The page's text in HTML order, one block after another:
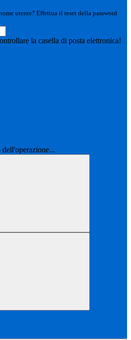
utente? Effettua il reset della password
la casella di posta elettronica!